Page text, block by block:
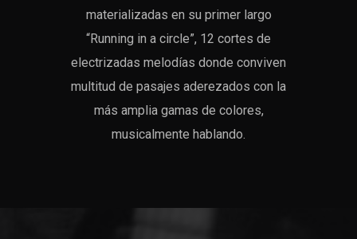
materializadas en su primer largo
“Running in a circle”, 12 cortes de
electrizadas melodías donde conviven
multitud de pasajes aderezados con la
más amplia gamas de colores,
musicalmente hablando.